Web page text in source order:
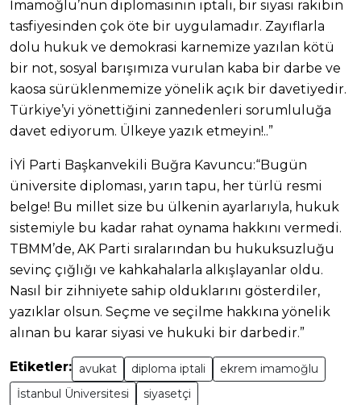
İmamoğlu’nun diplomasının iptali, bir siyasi rakibin
tasfiyesinden çok öte bir uygulamadır. Zayıflarla
dolu hukuk ve demokrasi karnemize yazılan kötü
bir not, sosyal barışımıza vurulan kaba bir darbe ve
kaosa sürüklenmemize yönelik açık bir davetiyedir.
Türkiye’yi yönettiğini zannedenleri sorumluluğa
davet ediyorum. Ülkeye yazık etmeyin!..”
İYİ Parti Başkanvekili Buğra Kavuncu:“Bugün
üniversite diploması, yarın tapu, her türlü resmi
belge! Bu millet size bu ülkenin ayarlarıyla, hukuk
sistemiyle bu kadar rahat oynama hakkını vermedi.
TBMM’de, AK Parti sıralarından bu hukuksuzluğu
sevinç çığlığı ve kahkahalarla alkışlayanlar oldu.
Nasıl bir zihniyete sahip olduklarını gösterdiler,
yazıklar olsun. Seçme ve seçilme hakkına yönelik
alınan bu karar siyasi ve hukuki bir darbedir.”
Etiketler: avukat diploma iptali
ekrem imamoğlu
İstanbul Üniversitesi
siyasetçi